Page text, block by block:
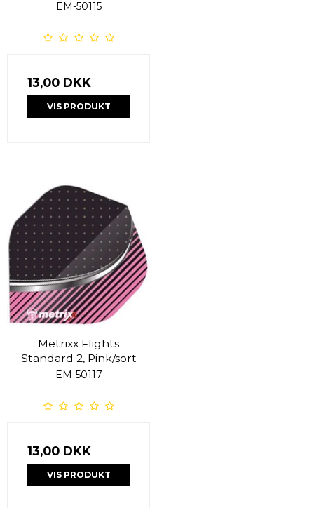
EM-50115
13,00 DKK
VIS PRODUKT
Metrixx Flights
Standard 2, Pink/sort
EM-50117
13,00 DKK
VIS PRODUKT